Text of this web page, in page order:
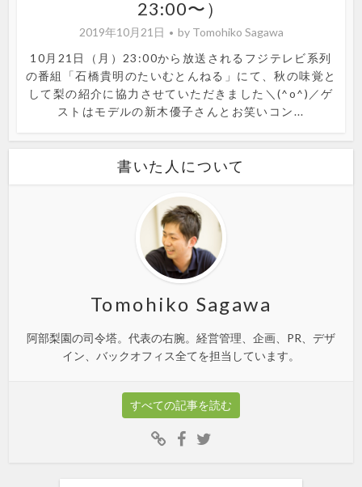
23:00〜）
2019年10月21日 by Tomohiko Sagawa
10月21日（月）23:00から放送されるフジテレビ系列
の番組「石橋貴明のたいむとんねる」にて、秋の味覚と
して梨の紹介に協力させていただきました＼(^o^)／ゲ
ストはモデルの新木優子さんとお笑いコン...
書いた人について
Tomohiko Sagawa
阿部梨園の司令塔。代表の右腕。経営管理、企画、PR、デザ
イン、バックオフィス全てを担当しています。
すべての記事を読む